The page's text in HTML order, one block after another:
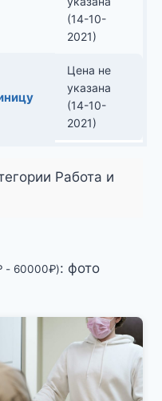
(14-10-
2021)
Цена не
указана
(14-10-
2021)
Работа и
- 60000₽): фото